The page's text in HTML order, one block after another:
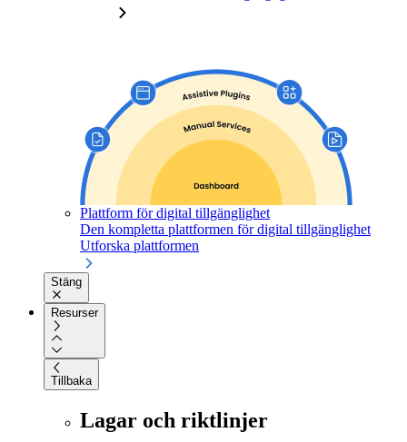
Plattform för digital tillgänglighet
Den kompletta plattformen för digital tillgänglighet
Utforska plattformen
Stäng
Resurser
Tillbaka
Lagar och riktlinjer